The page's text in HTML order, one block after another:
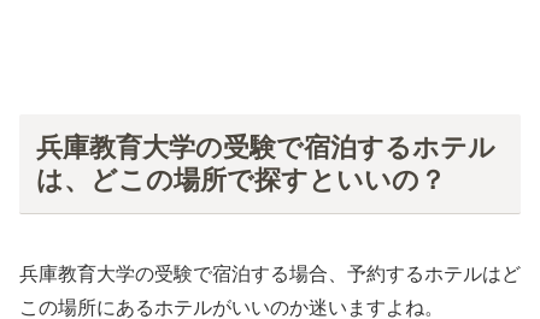
兵庫教育大学の受験で宿泊するホテル
は、どこの場所で探すといいの？
兵庫教育大学の受験で宿泊する場合、予約するホテルはど
この場所にあるホテルがいいのか迷いますよね。